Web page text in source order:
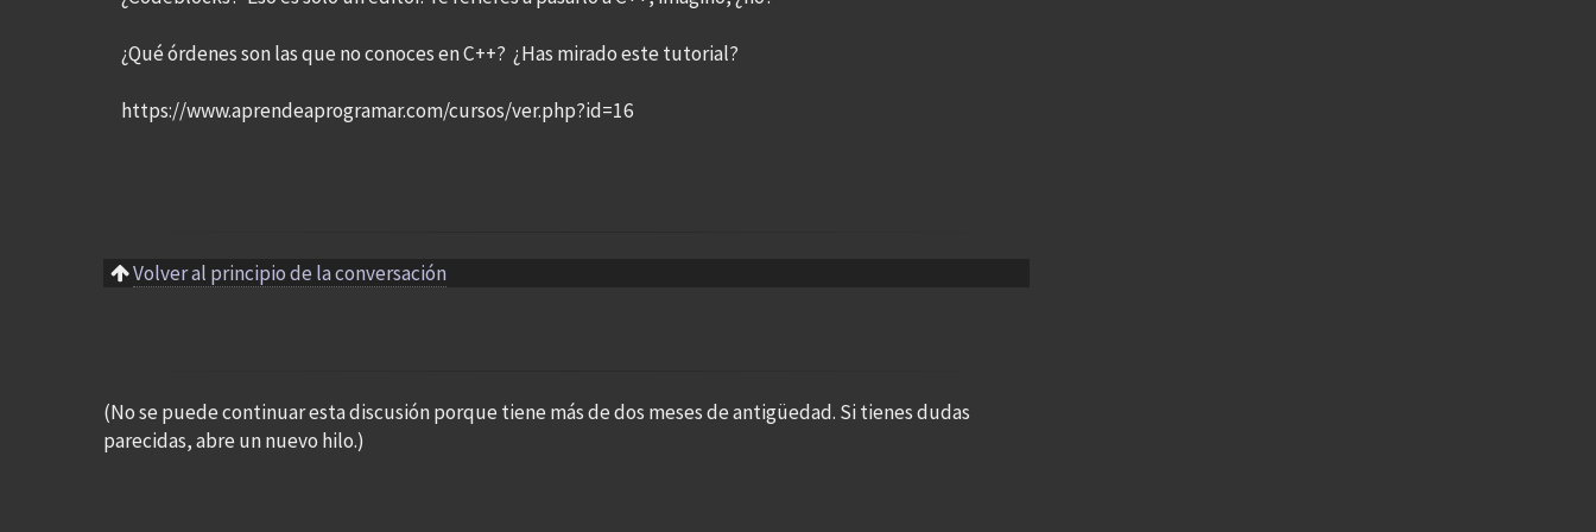
¿Qué órdenes son las que no conoces en C++? ¿Has mirado este tutorial?
https://www.aprendeaprogramar.com/cursos/ver.php?id=16
Volver al principio de la conversación
(No se puede continuar esta discusión porque tiene más de dos meses de antigüedad. Si tienes dudas
parecidas, abre un nuevo hilo.)